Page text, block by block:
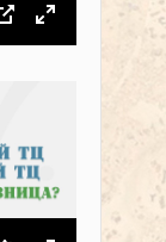
звук
PIP На весь